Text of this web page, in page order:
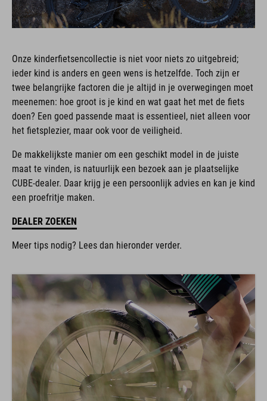
Onze kinderfietsencollectie is niet voor niets zo uitgebreid;
ieder kind is anders en geen wens is hetzelfde. Toch zijn er
twee belangrijke factoren die je altijd in je overwegingen moet
meenemen: hoe groot is je kind en wat gaat het met de fiets
doen? Een goed passende maat is essentieel, niet alleen voor
het fietsplezier, maar ook voor de veiligheid.
De makkelijkste manier om een geschikt model in de juiste
maat te vinden, is natuurlijk een bezoek aan je plaatselijke
CUBE-dealer. Daar krijg je een persoonlijk advies en kan je kind
een proefritje maken.
DEALER ZOEKEN
Meer tips nodig? Lees dan hieronder verder.